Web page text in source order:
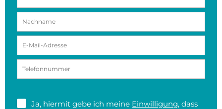
Ja, hiermit gebe ich meine Einwilligung, dass